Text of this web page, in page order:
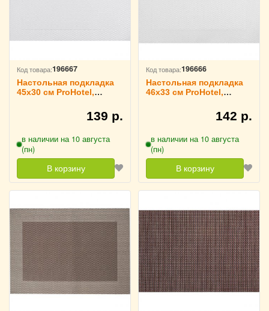
Код товара:196667
Настольная подкладка
45х30 см ProHotel,
139 р.
в наличии на 10 августа
(пн)
В корзину
Код товара:196666
Настольная подкладка
46х33 см ProHotel,
142 р.
в наличии на 10 августа
(пн)
В корзину